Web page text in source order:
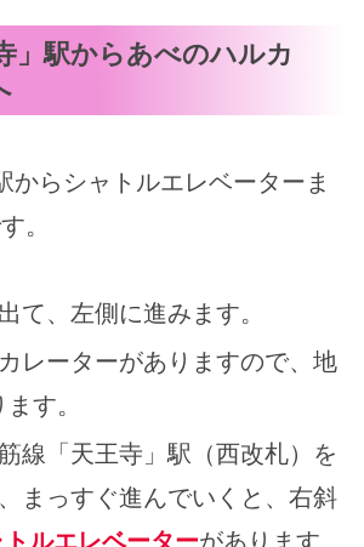
」駅からあべのハルカ
からシャトルエレベーターま
。
て、左側に進みます。
レーターがありますので、地
す。
線「天王寺」駅（西改札）を
まっすぐ進んでいくと、右斜
トルエレベーターがあります